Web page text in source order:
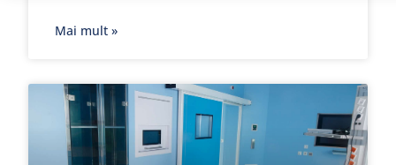
Mai mult »